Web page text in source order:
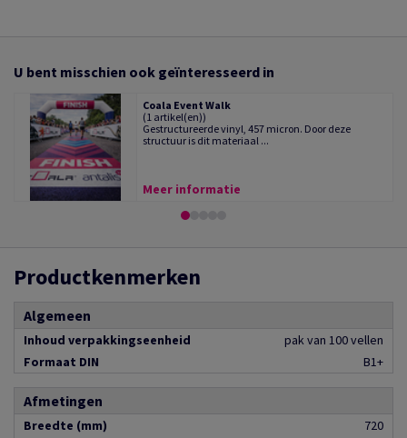
U bent misschien ook geïnteresseerd in
Coala Event Walk
(1 artikel(en))
Gestructureerde vinyl, 457 micron. Door deze
structuur is dit materiaal ...
Meer informatie
Productkenmerken
Algemeen
Inhoud verpakkingseenheid
pak van 100 vellen
Formaat DIN
B1+
Afmetingen
Breedte (mm)
720